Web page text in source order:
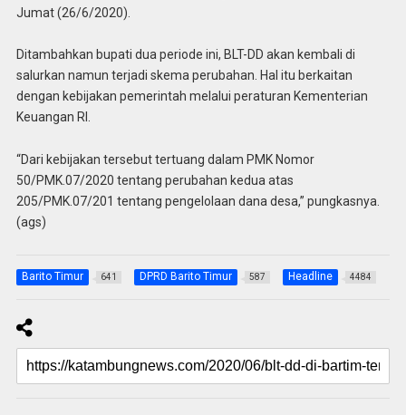
Jumat (26/6/2020).
Ditambahkan bupati dua periode ini, BLT-DD akan kembali di
salurkan namun terjadi skema perubahan. Hal itu berkaitan
dengan kebijakan pemerintah melalui peraturan Kementerian
Keuangan RI.
“Dari kebijakan tersebut tertuang dalam PMK Nomor
50/PMK.07/2020 tentang perubahan kedua atas
205/PMK.07/201 tentang pengelolaan dana desa,” pungkasnya.
(ags)
Barito Timur 641 DPRD Barito Timur 587 Headline 4484